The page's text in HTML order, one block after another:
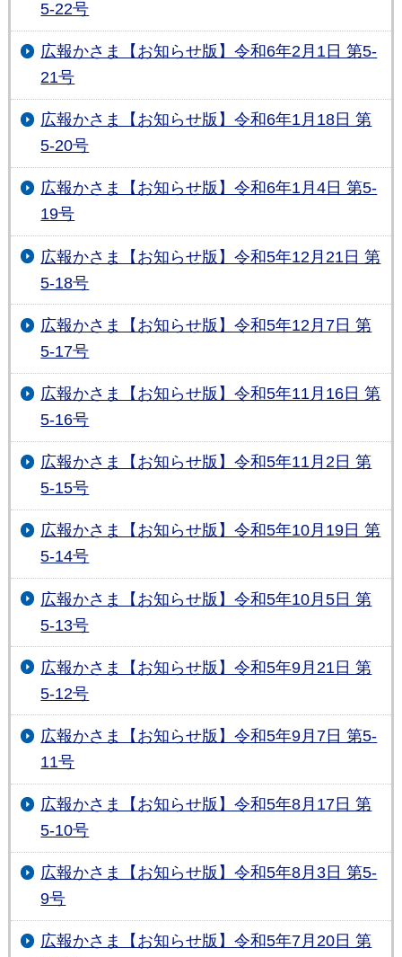
5-22号
広報かさま【お知らせ版】令和6年2月1日 第5-
21号
広報かさま【お知らせ版】令和6年1月18日 第
5-20号
広報かさま【お知らせ版】令和6年1月4日 第5-
19号
広報かさま【お知らせ版】令和5年12月21日 第
5-18号
広報かさま【お知らせ版】令和5年12月7日 第
5-17号
広報かさま【お知らせ版】令和5年11月16日 第
5-16号
広報かさま【お知らせ版】令和5年11月2日 第
5-15号
広報かさま【お知らせ版】令和5年10月19日 第
5-14号
広報かさま【お知らせ版】令和5年10月5日 第
5-13号
広報かさま【お知らせ版】令和5年9月21日 第
5-12号
広報かさま【お知らせ版】令和5年9月7日 第5-
11号
広報かさま【お知らせ版】令和5年8月17日 第
5-10号
広報かさま【お知らせ版】令和5年8月3日 第5-
9号
広報かさま【お知らせ版】令和5年7月20日 第